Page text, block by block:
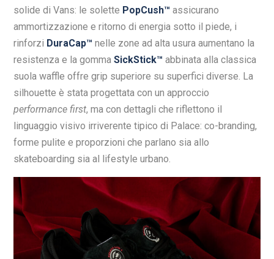
solide di Vans: le solette PopCush™ assicurano
ammortizzazione e ritorno di energia sotto il piede, i
rinforzi DuraCap™ nelle zone ad alta usura aumentano la
resistenza e la gomma SickStick™ abbinata alla classica
suola waffle offre grip superiore su superfici diverse. La
silhouette è stata progettata con un approccio
performance first, ma con dettagli che riflettono il
linguaggio visivo irriverente tipico di Palace: co-branding,
forme pulite e proporzioni che parlano sia allo
skateboarding sia al lifestyle urbano.